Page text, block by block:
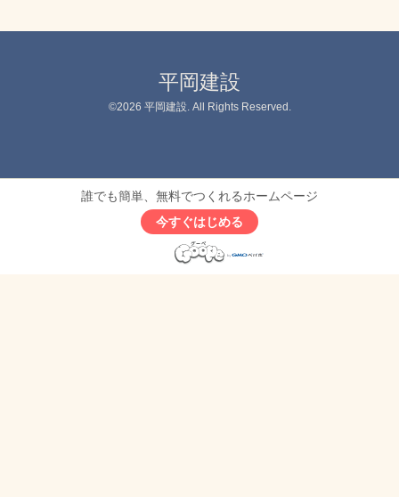
平岡建設
©2026 平岡建設 . All Rights Reserved.
誰でも簡単、無料でつくれるホームページ
今すぐはじめる